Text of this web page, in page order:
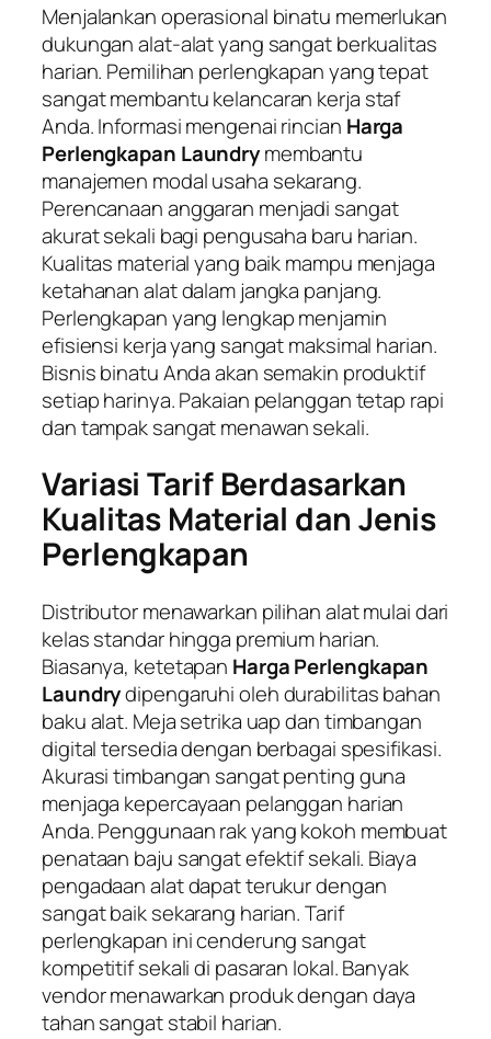
Menjalankan operasional binatu memerlukan
dukungan alat-alat yang sangat berkualitas
harian. Pemilihan perlengkapan yang tepat
sangat membantu kelancaran kerja staf
Anda. Informasi mengenai rincian Harga
Perlengkapan Laundrymembantu
manajemen modal usaha sekarang.
Perencanaan anggaran menjadi sangat
akurat sekali bagi pengusaha baru harian.
Kualitas material yang baik mampu menjaga
ketahanan alat dalam jangka panjang.
Perlengkapan yang lengkap menjamin
efisiensi kerja yang sangat maksimal harian.
Bisnis binatu Anda akan semakin produktif
setiap harinya. Pakaian pelanggan tetap rapi
dan tampak sangat menawan sekali.
Variasi Tarif Berdasarkan
Kualitas Material dan Jenis
Perlengkapan
Distributor menawarkan pilihan alat mulai dari
kelas standar hingga premium harian.
Biasanya, ketetapan Harga Perlengkapan
Laundrydipengaruhi oleh durabilitas bahan
baku alat. Meja setrika uap dan timbangan
digital tersedia dengan berbagai spesifikasi.
Akurasi timbangan sangat penting guna
menjaga kepercayaan pelanggan harian
Anda. Penggunaan rak yang kokoh membuat
penataan baju sangat efektif sekali. Biaya
pengadaan alat dapat terukur dengan
sangat baik sekarang harian. Tarif
perlengkapan ini cenderung sangat
kompetitif sekali di pasaran lokal. Banyak
vendor menawarkan produk dengan daya
tahan sangat stabil harian.